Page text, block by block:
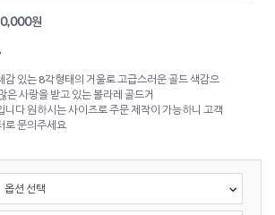
원
감 있는 8각형태의 거울로 고급스러운 골드 색감으
은 사랑을 받고 있는 볼라레 골드거
니다 원하시는 사이즈로 주문 제작이 가능하니 고객
로 문의주세요